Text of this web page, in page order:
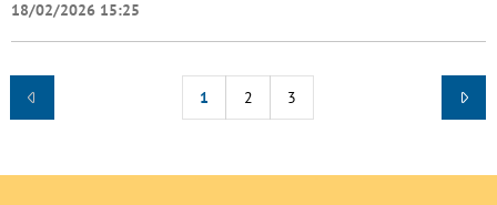
18/02/2026 15:25
1 2 3